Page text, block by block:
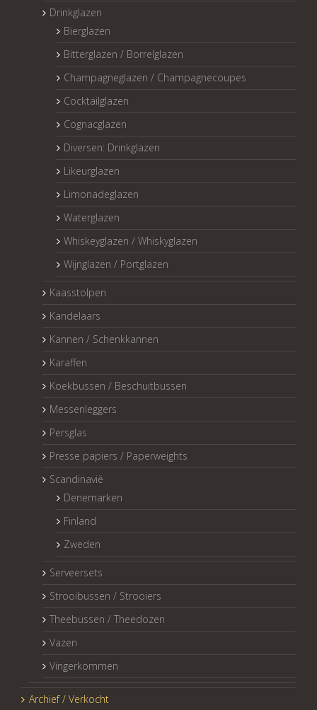
Drinkglazen
Bierglazen
Bitterglazen / Borrelglazen
Champagneglazen / Champagnecoupes
Cocktailglazen
Cognacglazen
Diversen: Drinkglazen
Likeurglazen
Limonadeglazen
Waterglazen
Whiskeyglazen / Whiskyglazen
Wijnglazen / Portglazen
Kaasstolpen
Kandelaars
Kannen / Schenkkannen
Karaffen
Koekbussen / Beschuitbussen
Messenleggers
Persglas
Presse papiers / Paperweights
Scandinavië
Denemarken
Finland
Zweden
Serveersets
Strooibussen / Strooiers
Theebussen / Theedozen
Vazen
Vingerkommen
Archief / Verkocht